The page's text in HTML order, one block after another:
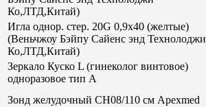
Ко,ЛТД,Китай)
Игла однор. стер. 20G 0,9х40 (желтые)
(Веньчжоу Бэйпу Сайенс энд Технолоджи
Ко,ЛТД,Китай)
Зеркало Куско L (гинеколог винтовое)
одноразовое тип А
Зонд желудочный СН08/110 см Apexmed